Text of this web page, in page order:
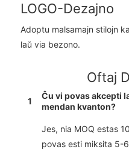
LOGO-Dezajno
Adoptu malsamajn stilojn
laŭ via bezono.
Oftaj
1
Ĉu vi povas akcepti
mendan kvanton?
Jes, nia MOQ estas
povas esti miksita 5-